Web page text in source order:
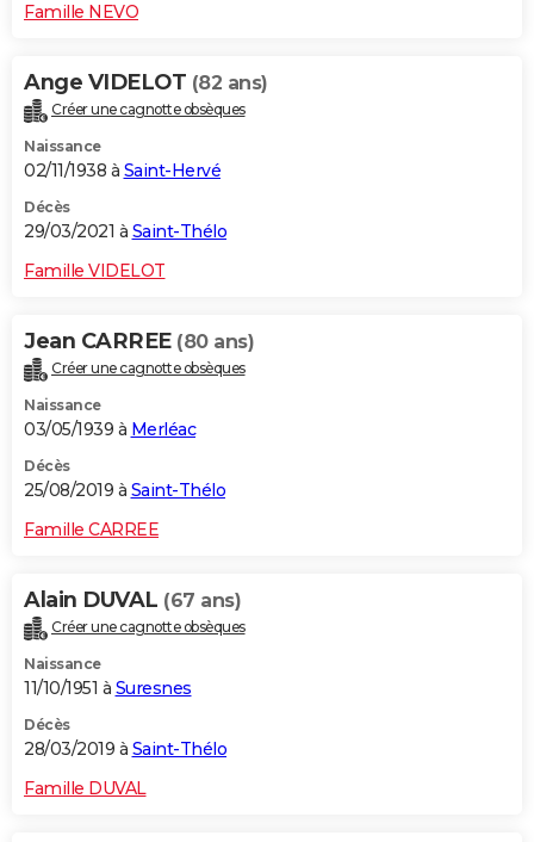
Famille NEVO
Ange VIDELOT (82 ans)
Créer une cagnotte obsèques
Naissance
02/11/1938 à Saint-Hervé
Décès
29/03/2021 à Saint-Thélo
Famille VIDELOT
Jean CARREE (80 ans)
Créer une cagnotte obsèques
Naissance
03/05/1939 à Merléac
Décès
25/08/2019 à Saint-Thélo
Famille CARREE
Alain DUVAL (67 ans)
Créer une cagnotte obsèques
Naissance
11/10/1951 à Suresnes
Décès
28/03/2019 à Saint-Thélo
Famille DUVAL